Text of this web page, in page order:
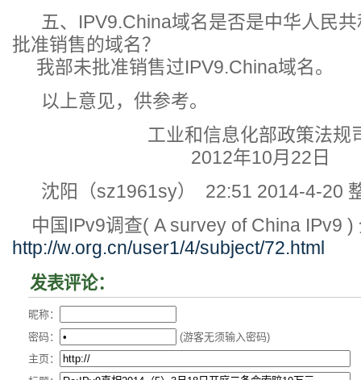
五、IPV9.China域名是否是中华人民共
批准销售的域名？
我部未批准销售过IPV9.China域名。
以上意见，供参考。
工业和信息化部政策法规司
2012年10月22日
沈阳（sz1961sy） 22:51 2014-4-20
中国IPv9调查( A survey of China IPv9 )
http://w.org.cn/user1/4/subject/72.html
发表评论：
昵称：
密码：
(游客无须输入密码)
主页：